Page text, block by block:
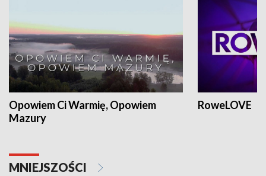
Opowiem Ci Warmię, Opowiem
Mazury
RoweLOVE
MNIEJSZOŚCI